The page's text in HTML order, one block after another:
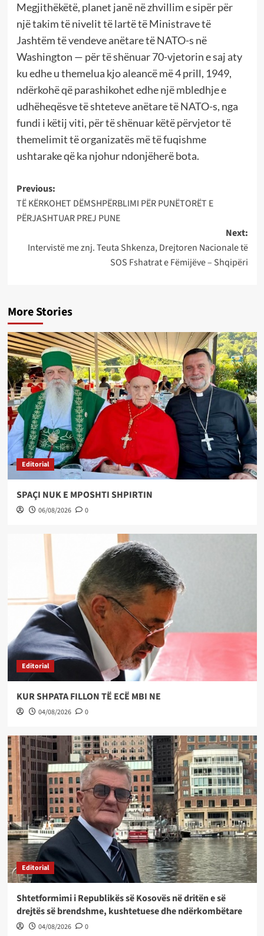
Megjithëkëtë, planet janë në zhvillim e sipër për
një takim të nivelit të lartë të Ministrave të
Jashtëm të vendeve anëtare të NATO-s në
Washington — për të shënuar 70-vjetorin e saj aty
ku edhe u themelua kjo aleancë më 4 prill, 1949,
ndërkohë që parashikohet edhe një mbledhje e
udhëheqësve të shteteve anëtare të NATO-s, nga
fundi i këtij viti, për të shënuar këtë përvjetor të
themelimit të organizatës më të fuqishme
ushtarake që ka njohur ndonjëherë bota.
Post
navigation
Previous:
TË KËRKOHET DËMSHPËRBLIMI PËR PUNËTORËT E
PËRJASHTUAR PREJ PUNE
Next:
Intervistë me znj. Teuta Shkenza, Drejtoren Nacionale të
SOS Fshatrat e Fëmijëve – Shqipëri
More Stories
Editorial
SPAÇI NUK E MPOSHTI SHPIRTIN
06/08/2026 0
Editorial
KUR SHPATA FILLON TË ECË MBI NE
04/08/2026 0
Editorial
Shtetformimi i Republikës së Kosovës në dritën e së
drejtës së brendshme, kushtetuese dhe ndërkombëtare
04/08/2026 0